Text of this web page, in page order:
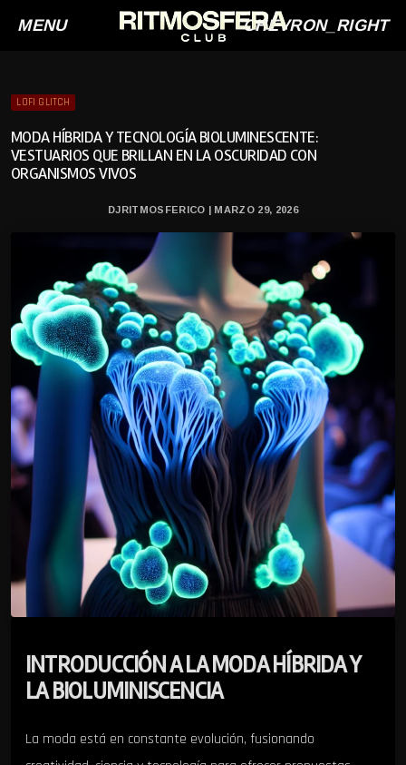
MENU CHEVRON_RIGHT
LOFI GLITCH
MODA HÍBRIDA Y TECNOLOGÍA BIOLUMINESCENTE:
VESTUARIOS QUE BRILLAN EN LA OSCURIDAD CON
ORGANISMOS VIVOS
DJRITMOSFERICO | MARZO 29, 2026
INTRODUCCIÓN A LA MODA HÍBRIDA Y
LA BIOLUMINISCENCIA
La moda está en constante evolución, fusionando